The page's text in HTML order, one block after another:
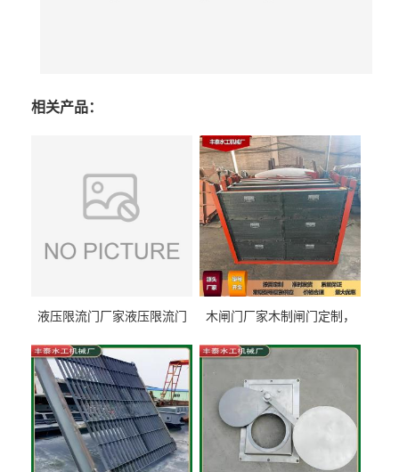
相关产品：
液压限流门厂家液压限流门
泰制造
木闸门厂家木制闸门定制，
型号齐全